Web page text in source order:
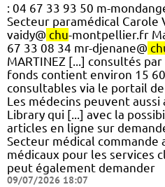
: 04 67 33 93 50 m-
Secteur paramédical Carole
vaidy@ chu-montpellier.fr
67 33 08 34 mr-djenane@
MARTINEZ [...] consultés
fonds contient environ 15
consultables via le portail
Les médecins peuvent aussi
Library qui [...] avec la
articles en ligne sur
Secteur médical commande
médicaux pour les services
peut également demander
09/07/2026 18:07